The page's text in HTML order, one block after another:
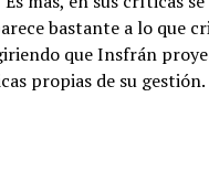
bastante a lo que
que Insfrán
propias de su gestión.